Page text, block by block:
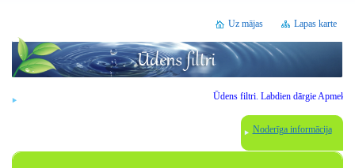
Lapas karte
Uz mājas
Ūdens filtri. Labdien dārgie
Noderīga informācija